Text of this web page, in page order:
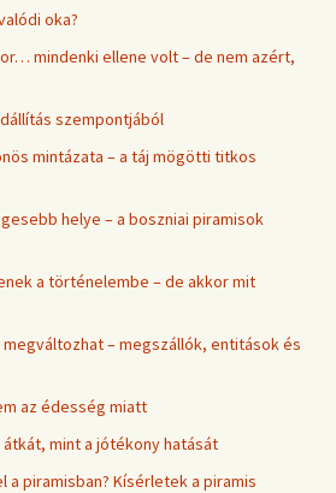
oka?
mindenki ellene volt – de nem azért,
szempontjából
mintázata – a táj mögötti titkos
helye – a boszniai piramisok
a történelembe – de akkor mit
– megszállók, entitások és
az édesség miatt
mint a jótékony hatását
piramisban? Kísérletek a piramis